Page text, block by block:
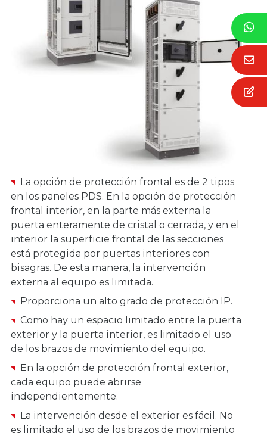
La opción de protección frontal es de 2 tipos
en los paneles PDS. En la opción de protección
frontal interior, en la parte más externa la
puerta enteramente de cristal o cerrada, y en el
interior la superficie frontal de las secciones
está protegida por puertas interiores con
bisagras. De esta manera, la intervención
externa al equipo es limitada.
Proporciona un alto grado de protección IP.
Como hay un espacio limitado entre la puerta
exterior y la puerta interior, es limitado el uso
de los brazos de movimiento del equipo.
En la opción de protección frontal exterior,
cada equipo puede abrirse
independientemente.
La intervención desde el exterior es fácil. No
es limitado el uso de los brazos de movimiento